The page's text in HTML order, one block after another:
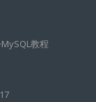
教程